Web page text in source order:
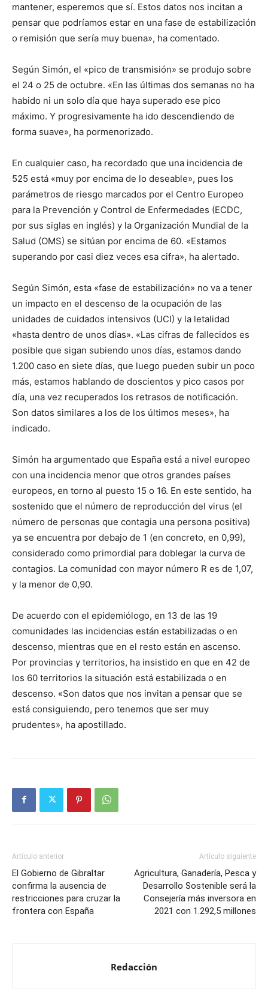
mantener, esperemos que sí. Estos datos nos incitan a
pensar que podríamos estar en una fase de estabilización
o remisión que sería muy buena», ha comentado.
Según Simón, el «pico de transmisión» se produjo sobre
el 24 o 25 de octubre. «En las últimas dos semanas no ha
habido ni un solo día que haya superado ese pico
máximo. Y progresivamente ha ido descendiendo de
forma suave», ha pormenorizado.
En cualquier caso, ha recordado que una incidencia de
525 está «muy por encima de lo deseable», pues los
parámetros de riesgo marcados por el Centro Europeo
para la Prevención y Control de Enfermedades (ECDC,
por sus siglas en inglés) y la Organización Mundial de la
Salud (OMS) se sitúan por encima de 60. «Estamos
superando por casi diez veces esa cifra», ha alertado.
Según Simón, esta «fase de estabilización» no va a tener
un impacto en el descenso de la ocupación de las
unidades de cuidados intensivos (UCI) y la letalidad
«hasta dentro de unos días». «Las cifras de fallecidos es
posible que sigan subiendo unos días, estamos dando
1.200 caso en siete días, que luego pueden subir un poco
más, estamos hablando de doscientos y pico casos por
día, una vez recuperados los retrasos de notificación.
Son datos similares a los de los últimos meses», ha
indicado.
Simón ha argumentado que España está a nivel europeo
con una incidencia menor que otros grandes países
europeos, en torno al puesto 15 o 16. En este sentido, ha
sostenido que el número de reproducción del virus (el
número de personas que contagia una persona positiva)
ya se encuentra por debajo de 1 (en concreto, en 0,99),
considerado como primordial para doblegar la curva de
contagios. La comunidad con mayor número R es de 1,07,
y la menor de 0,90.
De acuerdo con el epidemiólogo, en 13 de las 19
comunidades las incidencias están estabilizadas o en
descenso, mientras que en el resto están en ascenso.
Por provincias y territorios, ha insistido en que en 42 de
los 60 territorios la situación está estabilizada o en
descenso. «Son datos que nos invitan a pensar que se
está consiguiendo, pero tenemos que ser muy
prudentes», ha apostillado.
Artículo anterior
El Gobierno de Gibraltar
confirma la ausencia de
restricciones para cruzar la
frontera con España
Artículo siguiente
Agricultura, Ganadería, Pesca y
Desarrollo Sostenible será la
Consejería más inversora en
2021 con 1.292,5 millones
Redacción